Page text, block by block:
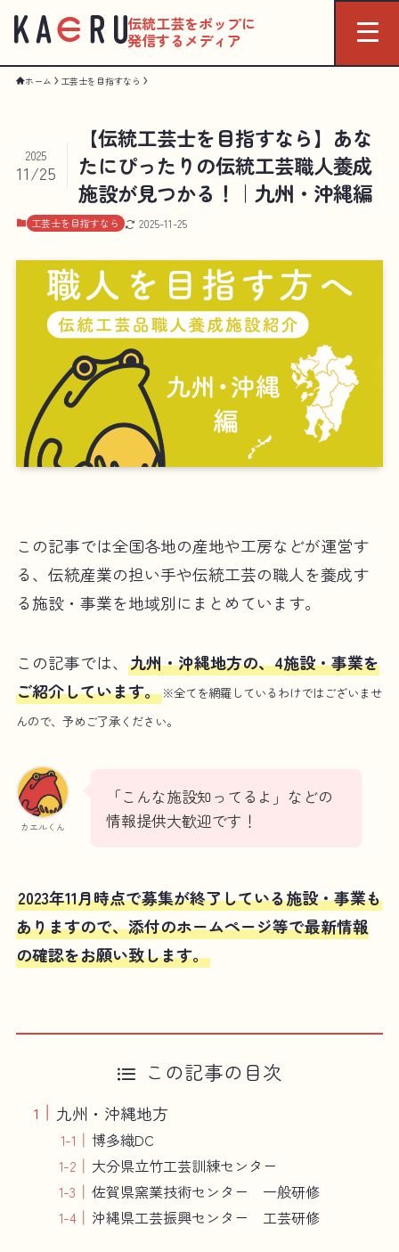
伝統工芸をポップに
発信するメディア
ホーム 工芸士を目指すなら
【伝統工芸士を目指すなら】あな
たにぴったりの伝統工芸職人養成
施設が見つかる！｜九州・沖縄編
2025
11/25
工芸士を目指すなら 2025-11-25
この記事では全国各地の産地や工房などが運営す
る、伝統産業の担い手や伝統工芸の職人を養成す
る施設・事業を地域別にまとめています。
この記事では、 九州・沖縄地方の、4施設・事業を
ご紹介しています。※全てを網羅しているわけではございませ
んので、予めご了承ください。
カエルくん
「こんな施設知ってるよ」などの
情報提供大歓迎です！
2023年11月時点で募集が終了している施設・事業も
ありますので、添付のホームページ等で最新情報
の確認をお願い致します。
この記事の目次
九州・沖縄地方
博多織DC
大分県立竹工芸訓練センター
佐賀県窯業技術センター 一般研修
沖縄県工芸振興センター 工芸研修